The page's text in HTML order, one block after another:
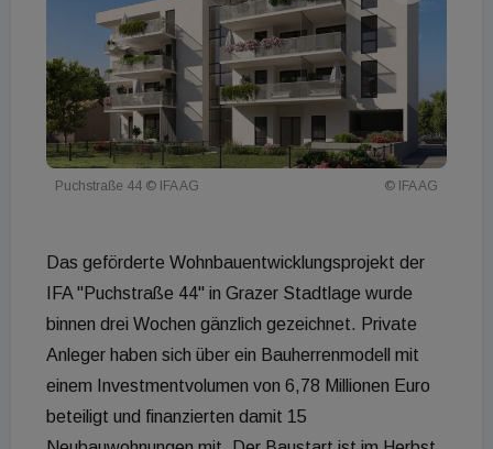
Puchstraße 44 © IFA AG © IFA AG
Das geförderte Wohnbauentwicklungsprojekt der
IFA "Puchstraße 44" in Grazer Stadtlage wurde
binnen drei Wochen gänzlich gezeichnet. Private
Anleger haben sich über ein Bauherrenmodell mit
einem Investmentvolumen von 6,78 Millionen Euro
beteiligt und finanzierten damit 15